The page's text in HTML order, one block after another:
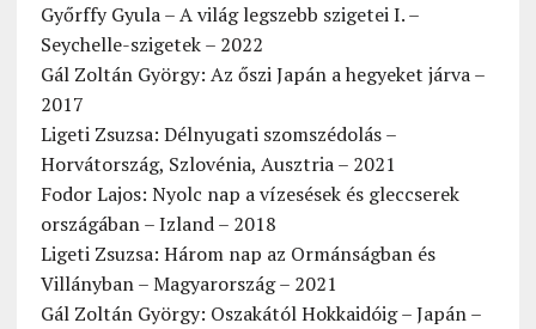
Győrffy Gyula – A világ legszebb szigetei I. –
Seychelle-szigetek – 2022
Gál Zoltán György: Az őszi Japán a hegyeket járva –
2017
Ligeti Zsuzsa: Délnyugati szomszédolás –
Horvátország, Szlovénia, Ausztria – 2021
Fodor Lajos: Nyolc nap a vízesések és gleccserek
országában – Izland – 2018
Ligeti Zsuzsa: Három nap az Ormánságban és
Villányban – Magyarország – 2021
Gál Zoltán György: Oszakától Hokkaidóig – Japán –